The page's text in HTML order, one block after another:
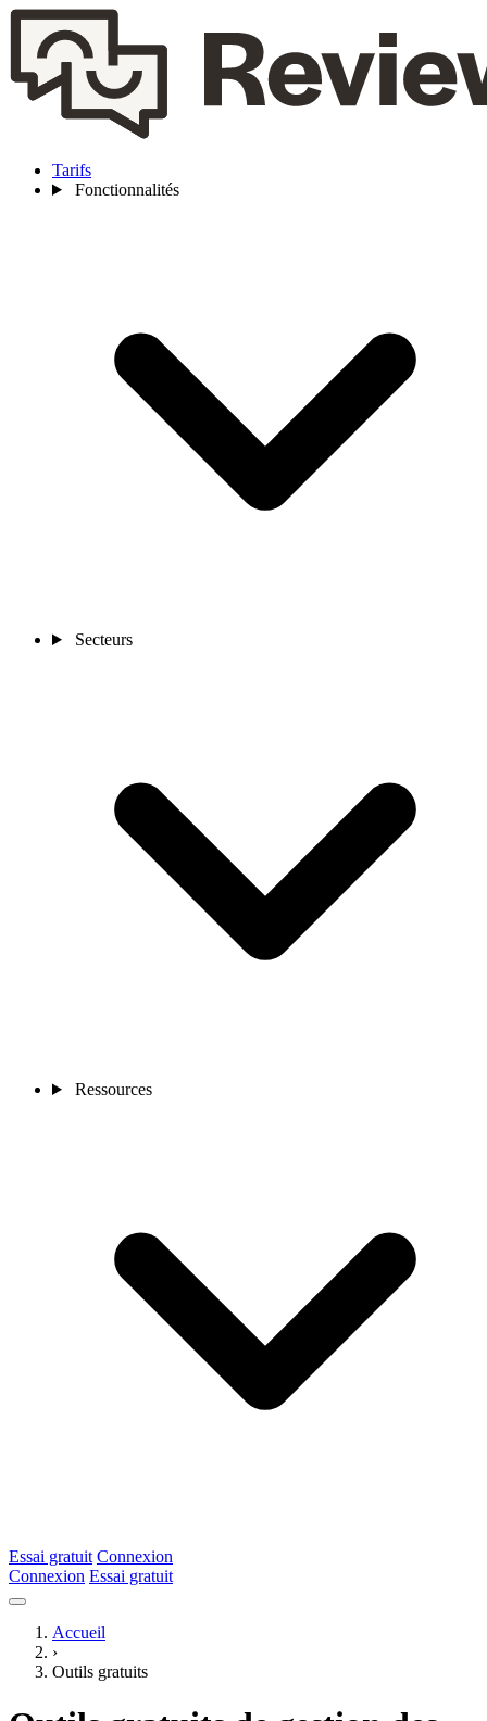
Tarifs
Fonctionnalités
Secteurs
Ressources
Essai gratuit Connexion
Connexion Essai gratuit
Accueil
›
Outils gratuits